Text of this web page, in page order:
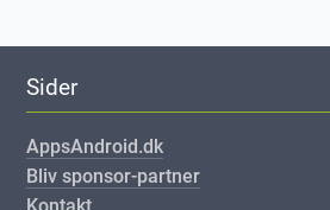
Sider
AppsAndroid.dk
Bliv sponsor-partner